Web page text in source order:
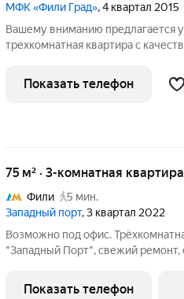
МФК «Фили Град», 4 квартал 2015
Вашему вниманию предлагается
трехкомнатная квартира с
изолированные комнаты,
санузла, лоджия. В наличии вся
Показать телефон
75 м² · 3-комнатная
Фили
5 мин.
Западный порт, 3 квартал 2022
Возможно под офис.
"Западный Порт", свежий ремонт,
другой гостевой. Просторная
Показать телефон